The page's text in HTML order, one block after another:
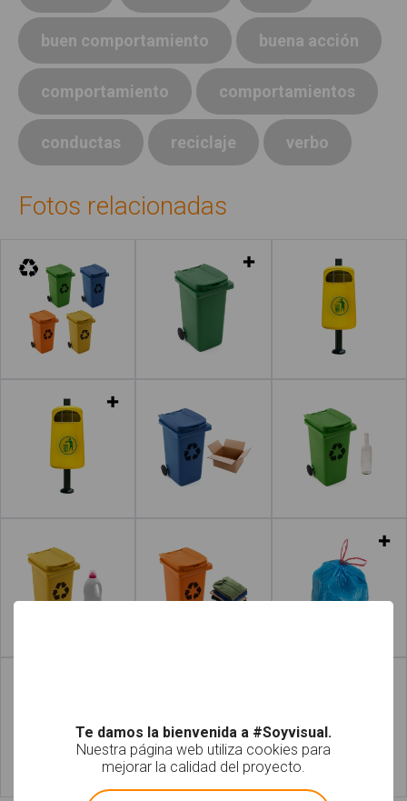
buen comportamiento buena acción
comportamiento comportamientos
conductas reciclaje verbo
Fotos relacionadas
Leer más Leer más
Te damos la bienvenida a #Soyvisual.
Nuestra página web utiliza cookies para
mejorar la calidad del proyecto.
! Not valid!